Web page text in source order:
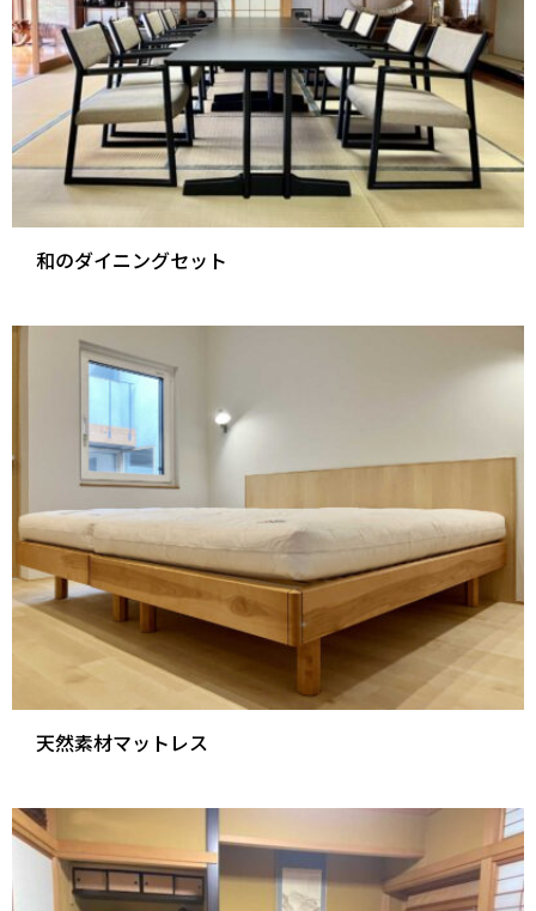
和のダイニングセット
天然素材マットレス